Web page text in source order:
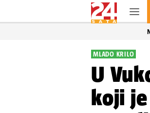
MLADO KRILO
U
koji